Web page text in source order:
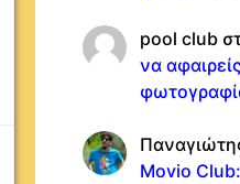
pool club
να
Movio